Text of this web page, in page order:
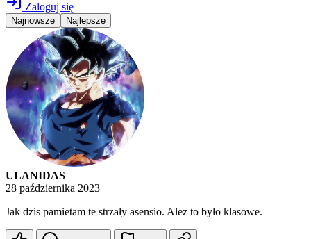
Zaloguj się
Najnowsze Najlepsze
ULANIDAS
28 października 2023
Jak dzis pamietam te strzały asensio. Alez to było klasowe.